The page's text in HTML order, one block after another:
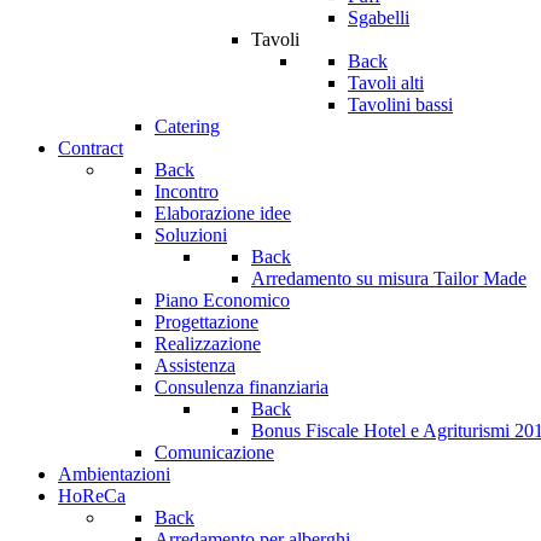
Sgabelli
Tavoli
Back
Tavoli alti
Tavolini bassi
Catering
Contract
Back
Incontro
Elaborazione idee
Soluzioni
Back
Arredamento su misura Tailor Made
Piano Economico
Progettazione
Realizzazione
Assistenza
Consulenza finanziaria
Back
Bonus Fiscale Hotel e Agriturismi
Comunicazione
Ambientazioni
HoReCa
Back